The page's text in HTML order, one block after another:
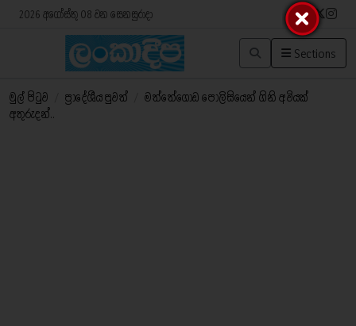
2026 අගෝස්තු 08 වන සෙනසුරාදා
Sections
මුල් පිටුව ප්‍රාදේශීය පුවත්
මත්තේගොඩ පොලිසියෙන් ගිනි අවියක්
අතුරුදන්..